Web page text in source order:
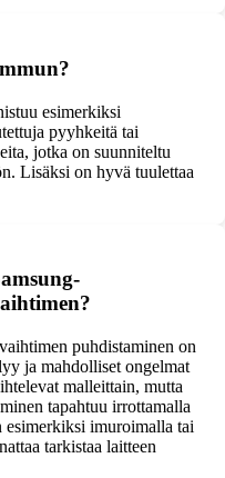
esimerkiksi
pyyhkeitä tai
jotka on suunniteltu
Lisäksi on hyvä tuulettaa
puhdistaminen on
ja mahdolliset ongelmat
malleittain, mutta
tapahtuu irrottamalla
esimerkiksi imuroimalla tai
tarkistaa laitteen